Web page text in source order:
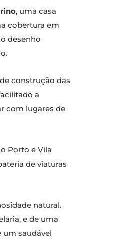
, uma casa
cobertura em
desenho
construção das
a
com lugares de
Porto e Vila
de viaturas
natural.
e de uma
saudável